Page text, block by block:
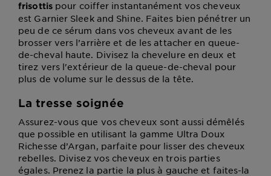
frisottispour coiffer instantanément vos cheveux
est Garnier Sleek and Shine. Faites bien pénétrer un
peu de ce sérum dans vos cheveux avant de les
brosser vers l’arrière et de les attacher en queue-
de-cheval haute. Divisez la chevelure en deux et
tirez vers l'extérieur de la queue-de-cheval pour
plus de volume sur le dessus de la tête.
La tresse soignée
Assurez-vous que vos cheveux sont aussi démêlés
que possible en utilisant la gamme Ultra Doux
Richesse d’Argan, parfaite pour lisser des cheveux
rebelles. Divisez vos cheveux en trois parties
égales. Prenez la partie la plus à gauche et faites-la